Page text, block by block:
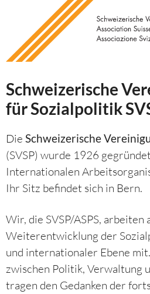
Schweizerische
für Sozialpolitik
Die Schweizerische
(SVSP) wurde 1926
Internationalen
Ihr Sitz befindet sich in Bern.
Wir, die SVSP/ASPS, arbeiten
Weiterentwicklung der
und internationaler Ebene
zwischen Politik, Verwaltung
tragen den Gedanken der